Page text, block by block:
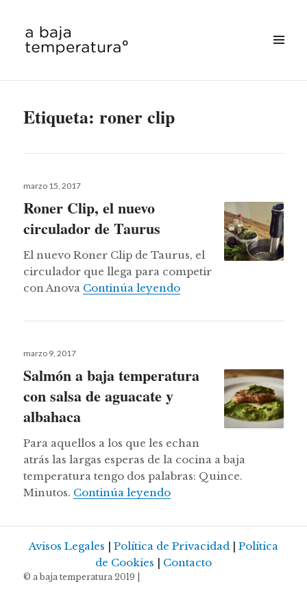
Etiqueta:roner clip
Publicado
marzo 15, 2017
Roner Clip, el nuevo
circulador de Taurus
El nuevo Roner Clip de Taurus, el
circulador que llega para competir
con Anova Continúa leyendoRoner Clip, el nuevo
Publicado
marzo 9, 2017
Salmón a baja temperatura
con salsa de aguacate y
albahaca
Para aquellos a los que les echan
atrás las largas esperas de la cocina a baja
temperatura tengo dos palabras: Quince.
Minutos. Continúa leyendoSalmón a baja
Avisos Legales | Política de Privacidad | Política
de Cookies | Contacto
© a baja temperatura 2019 |